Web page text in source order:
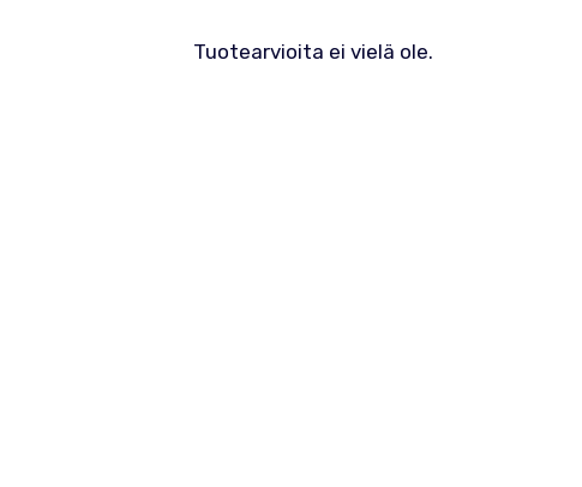
Tuotearvioita ei vielä ole.